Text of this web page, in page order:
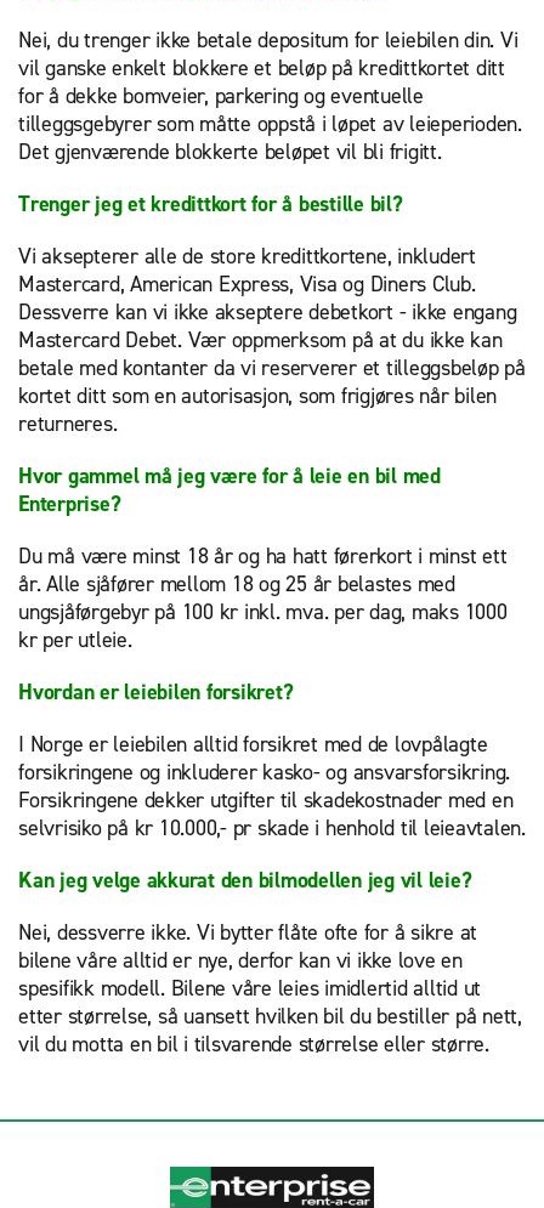
Nei, du trenger ikke betale depositum for leiebilen din. Vi
vil ganske enkelt blokkere et beløp på kredittkortet ditt
for å dekke bomveier, parkering og eventuelle
tilleggsgebyrer som måtte oppstå i løpet av leieperioden.
Det gjenværende blokkerte beløpet vil bli frigitt.
Trenger jeg et kredittkort for å bestille bil?
Vi aksepterer alle de store kredittkortene, inkludert
Mastercard, American Express, Visa og Diners Club.
Dessverre kan vi ikke akseptere debetkort - ikke engang
Mastercard Debet. Vær oppmerksom på at du ikke kan
betale med kontanter da vi reserverer et tilleggsbeløp på
kortet ditt som en autorisasjon, som frigjøres når bilen
returneres.
Hvor gammel må jeg være for å leie en bil med
Enterprise?
Du må være minst 18 år og ha hatt førerkort i minst ett
år. Alle sjåfører mellom 18 og 25 år belastes med
ungsjåførgebyr på 100 kr inkl. mva. per dag, maks 1000
kr per utleie.
Hvordan er leiebilen forsikret?
I Norge er leiebilen alltid forsikret med de lovpålagte
forsikringene og inkluderer kasko- og ansvarsforsikring.
Forsikringene dekker utgifter til skadekostnader med en
selvrisiko på kr 10.000,- pr skade i henhold til leieavtalen.
Kan jeg velge akkurat den bilmodellen jeg vil leie?
Nei, dessverre ikke. Vi bytter flåte ofte for å sikre at
bilene våre alltid er nye, derfor kan vi ikke love en
spesifikk modell. Bilene våre leies imidlertid alltid ut
etter størrelse, så uansett hvilken bil du bestiller på nett,
vil du motta en bil i tilsvarende størrelse eller større.